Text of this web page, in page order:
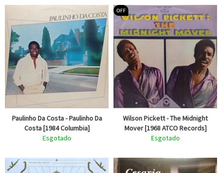
Paulinho Da Costa - Paulinho Da
Costa [1984 Columbia]
Esgotado
Wilson Pickett - The Midnight
Mover [1968 ATCO Records]
Esgotado